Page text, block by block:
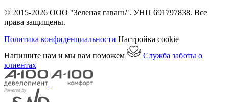
© 2015-2026 ООО "Зеленая гавань". УНП 691797838. Все
права защищены.
Политика конфиденциальности Настройка cookie
Напишите нам и мы вам поможем
Служба заботы о
клиентах